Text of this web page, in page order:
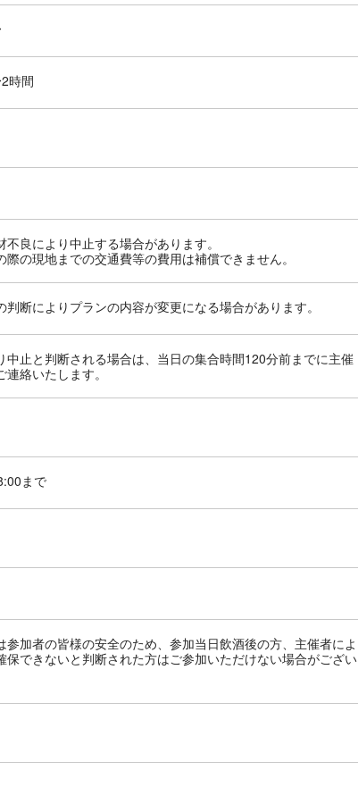
時間
不良により中止する場合があります。
際の現地までの交通費等の費用は補償できません。
判断によりプランの内容が変更になる場合があります。
中止と判断される場合は、当日の集合時間120分前までに主催
絡いたします。
まで
参加者の皆様の安全のため、参加当日飲酒後の方、主催者によ
保できないと判断された方はご参加いただけない場合がござい